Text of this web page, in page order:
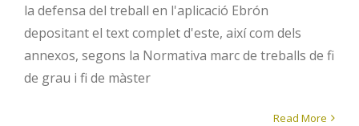
la defensa del treball en l'aplicació Ebrón
depositant el text complet d'este, així com dels
annexos, segons la Normativa marc de treballs de fi
de grau i fi de màster
Read More